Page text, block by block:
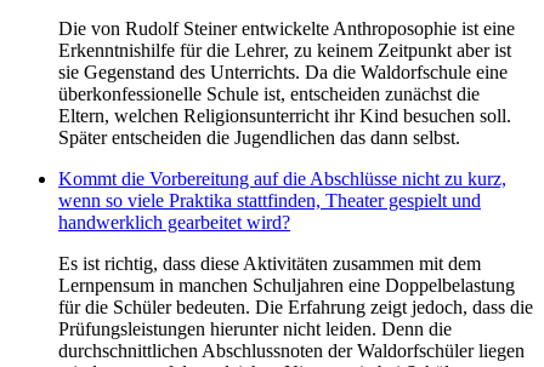
Die von Rudolf Steiner entwickelte Anthroposophie ist eine
Erkenntnishilfe für die Lehrer, zu keinem Zeitpunkt aber ist
sie Gegenstand des Unterrichts. Da die Waldorfschule eine
überkonfessionelle Schule ist, entscheiden zunächst die
Eltern, welchen Religionsunterricht ihr Kind besuchen soll.
Später entscheiden die Jugendlichen das dann selbst.
Kommt die Vorbereitung auf die Abschlüsse nicht zu kurz,
wenn so viele Praktika stattfinden, Theater gespielt und
handwerklich gearbeitet wird?
Es ist richtig, dass diese Aktivitäten zusammen mit dem
Lernpensum in manchen Schuljahren eine Doppelbelastung
für die Schüler bedeuten. Die Erfahrung zeigt jedoch, dass die
Prüfungsleistungen hierunter nicht leiden. Denn die
durchschnittlichen Abschlussnoten der Waldorfschüler liegen